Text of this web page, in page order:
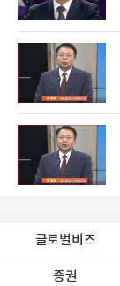
글로벌비즈
증권